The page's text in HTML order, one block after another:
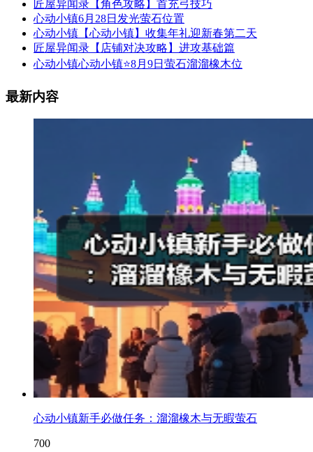
匠屋异闻录【角色攻略】首充弓技巧
心动小镇6月28日发光萤石位置
心动小镇【心动小镇】收集年礼迎新春第二天
匠屋异闻录【店铺对决攻略】进攻基础篇
心动小镇心动小镇⭐8月9日萤石溜溜橡木位
最新内容
心动小镇新手必做任务：溜溜橡木与无暇萤石
700